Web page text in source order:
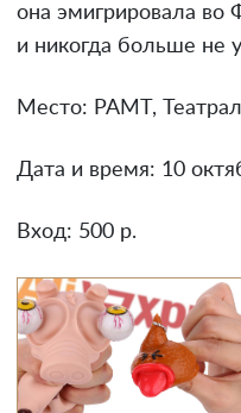
она эмигрировала во
и никогда больше не
Место: РАМТ,
Дата и время: 10
Вход: 500 р.